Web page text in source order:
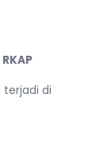
terjadi di